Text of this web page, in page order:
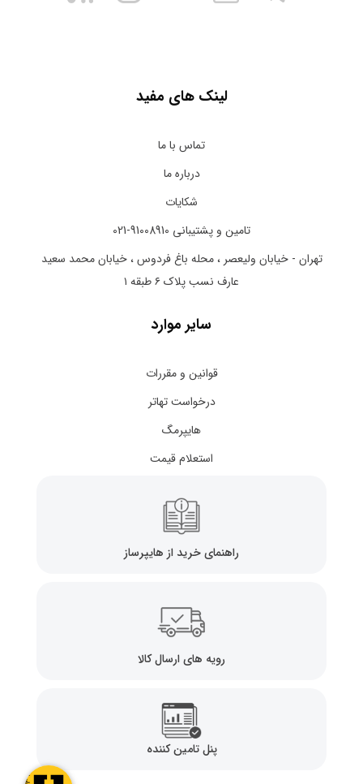
لینک های مفید
تماس با ما
درباره ما
شکایات
تامین و پشتیبانی 91008910-021
تهران - خیابان ولیعصر ، محله باغ فردوس ، خیابان محمد سعید
عارف نسب پلاک ۶ طبقه ۱
سایر موارد
قوانین و مقررات
درخواست تهاتر
هایپرمگ
استعلام قیمت
راهنمای خرید از هایپرساز
رویه های ارسال کالا
پنل تامین کننده